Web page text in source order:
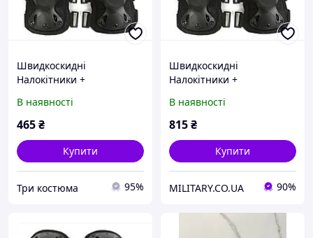
Швидкоскидні
Налокітники +
В наявності
465₴
Купити
Три костюма 95%
Швидкоскидні
Налокітники +
В наявності
815₴
Купити
MILITARY.CO.UA 90%